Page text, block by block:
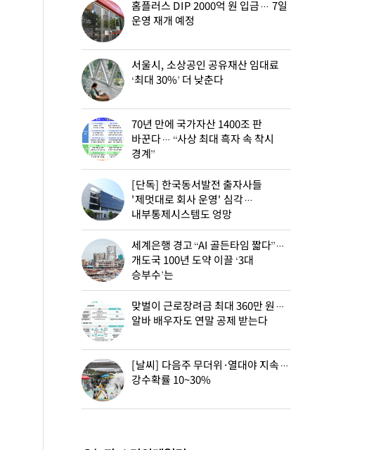
홈플러스 DIP 2000억 원 입금… 7일
운영 재개 예정
서울시, 소상공인 공유재산 임대료
‘최대 30%’ 더 낮춘다
70년 만에 국가자산 1400조 판
바꾼다… “사상 최대 흑자 속 착시
경계”
[단독] 한국동서발전 출자사들
'제멋대로 회사 운영' 심각…
내부통제시스템도 엉망
세계은행 경고 “AI 골든타임 짧다”…
개도국 100년 도약 이끌 ‘3대
승부수’는
맞벌이 근로장려금 최대 360만 원…
알바 배우자도 연말 공제 받는다
[날씨] 다음주 무더위·열대야 지속…
강수확률 10~30%